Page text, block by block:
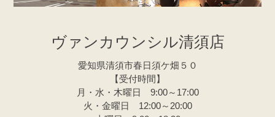
ヴァンカウンシル清須店
愛知県清須市春日須ケ畑５０
【受付時間】
月・水・木曜日 9:00～17:00
火・金曜日 12:00～20:00